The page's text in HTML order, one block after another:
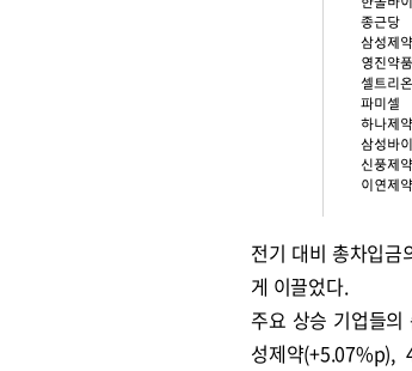
전기 대비 총차입
게 이끌었다.
주요 상승 기업들
성제약(+5.07%p),